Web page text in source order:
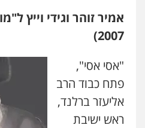
אמיר זוהר וגידי וייץ
2007)
"אסי אסי",
פתח כבוד הרב
אליעזר ברלנד,
ראש ישיבת